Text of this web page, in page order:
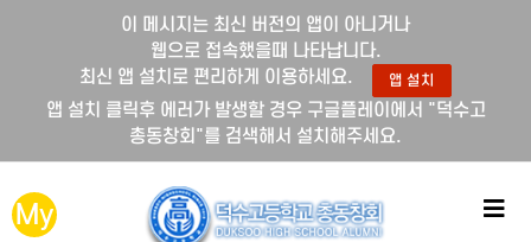
이 메시지는 최신 버전의 앱이 아니거나
웹으로 접속했을때 나타납니다.
최신 앱 설치로 편리하게 이용하세요.
앱 설치
앱 설치 클릭후 에러가 발생할 경우 구글플레이에서 "덕수고
총동창회"를 검색해서 설치해주세요.
My 메